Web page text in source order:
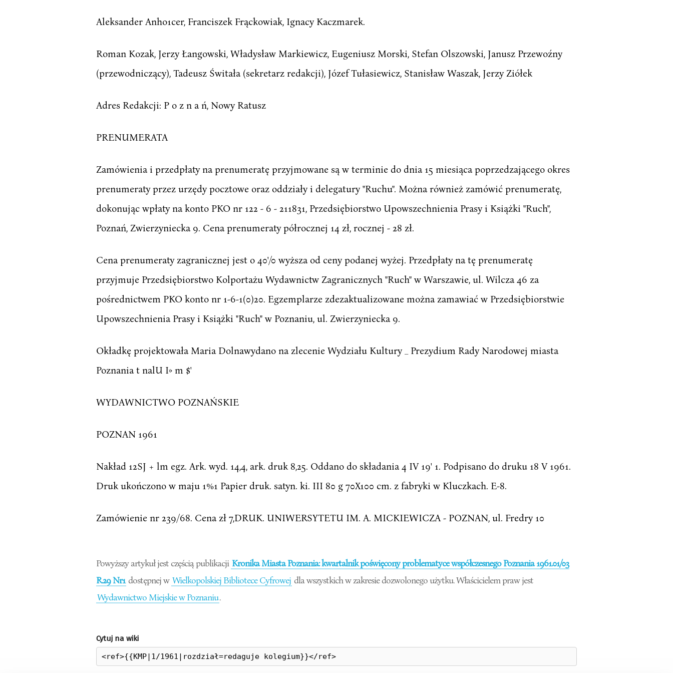
Aleksander Anho1cer, Franciszek Frąckowiak, Ignacy Kaczmarek.
Roman Kozak, Jerzy Łangowski, Władysław Markiewicz, Eugeniusz Morski, Stefan Olszowski, Janusz Przewoźny
(przewodniczący), Tadeusz Świtała (sekretarz redakcji), Józef Tułasiewicz, Stanisław Waszak, Jerzy Ziółek
Adres Redakcji: P o z n a ń, Nowy Ratusz
PRENUMERATA
Zamówienia i przedpłaty na prenumeratę przyjmowane są w terminie do dnia 15 miesiąca poprzedzającego okres
prenumeraty przez urzędy pocztowe oraz oddziały i delegatury "Ruchu". Można również zamówić prenumeratę,
dokonując wpłaty na konto PKO nr 122 - 6 - 211831, Przedsiębiorstwo Upowszechnienia Prasy i Książki "Ruch",
Poznań, Zwierzyniecka 9. Cena prenumeraty półrocznej 14 zł, rocznej - 28 zł.
Cena prenumeraty zagranicznej jest o 40'/0 wyższa od ceny podanej wyżej. Przedpłaty na tę prenumeratę
przyjmuje Przedsiębiorstwo Kolportażu Wydawnictw Zagranicznych "Ruch" w Warszawie, ul. Wilcza 46 za
pośrednictwem PKO konto nr 1-6-1(0)20. Egzemplarze zdezaktualizowane można zamawiać w Przedsiębiorstwie
Upowszechnienia Prasy i Książki "Ruch" w Poznaniu, ul. Zwierzyniecka 9.
Okładkę projektowała Maria Dolnawydano na zlecenie Wydziału Kultury _ Prezydium Rady Narodowej miasta
Poznania t nalU I» m $'
WYDAWNICTWO POZNAŃSKIE
POZNAN 1961
Nakład 12SJ + lm egz. Ark. wyd. 14,4, ark. druk 8,25. Oddano do składania 4 IV 19' 1. Podpisano do druku 18 V 1961.
Druk ukończono w maju 1%1 Papier druk. satyn. ki. III 80 g 70X100 cm. z fabryki w Kluczkach. E-8.
Zamówienie nr 239/68. Cena zł 7,DRUK. UNIWERSYTETU IM. A. MICKIEWICZA - POZNAN, ul. Fredry 10
Powyższy artykuł jest częścią publikacji Kronika Miasta Poznania: kwartalnik poświęcony problematyce współczesnego Poznania 1961.01/03
R.29 Nr1 dostępnej w Wielkopolskiej Bibliotece Cyfrowej dla wszystkich w zakresie dozwolonego użytku. Właścicielem praw jest
Wydawnictwo Miejskie w Poznaniu.
Cytuj na wiki